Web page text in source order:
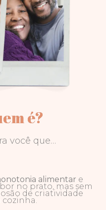
é?
você que…
alimentar e
no prato, mas sem
de criatividade